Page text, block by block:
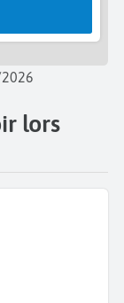
typiques
de la
visiter le
aux
des objets
lors